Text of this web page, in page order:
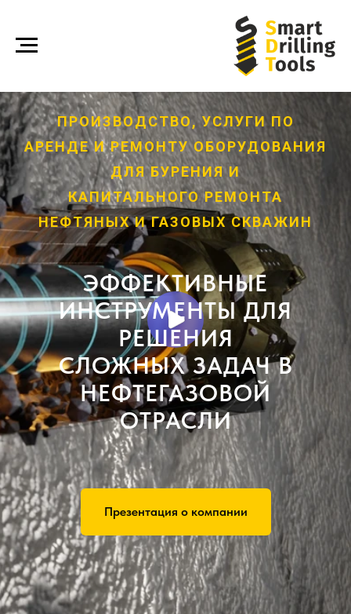
ПРОИЗВОДСТВО, УСЛУГИ ПО
АРЕНДЕ И РЕМОНТУ ОБОРУДОВАНИЯ
ДЛЯ БУРЕНИЯ И
КАПИТАЛЬНОГО РЕМОНТА
НЕФТЯНЫХ И ГАЗОВЫХ СКВАЖИН
ЭФФЕКТИВНЫЕ
ИНСТРУМЕНТЫ ДЛЯ
РЕШЕНИЯ
СЛОЖНЫХ ЗАДАЧ В
НЕФТЕГАЗОВОЙ
ОТРАСЛИ
Презентация о компании